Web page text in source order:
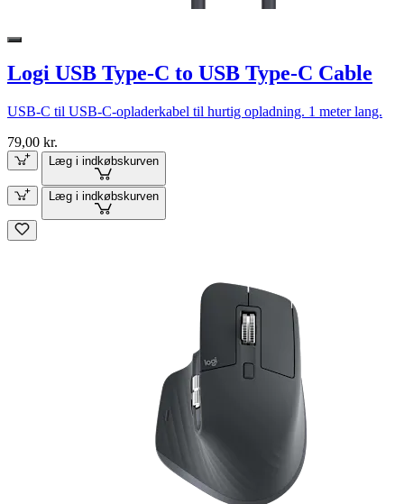
Logi USB Type-C to USB Type-C Cable
USB-C til USB-C-opladerkabel til hurtig opladning. 1 meter lang.
79,00 kr.
Læg i indkøbskurven
Læg i indkøbskurven